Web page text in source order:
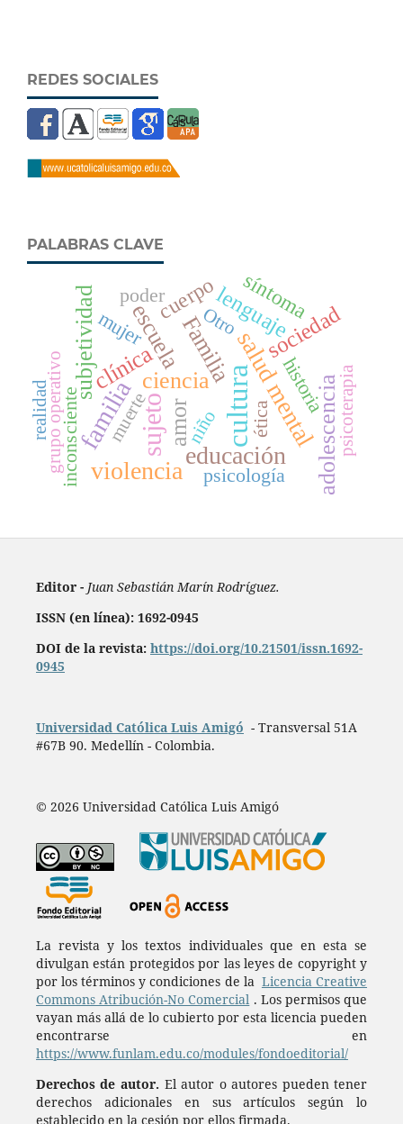
REDES SOCIALES
PALABRAS CLAVE
cultura
sujeto
familia salud mental
educación
violencia adolescencia
clínica
amor
subjetividad escuela
cienciaFamilia sociedad
lenguaje
síntoma
cuerpo
mujer
ética
psicología
inconsciente
historia
poder
grupo operativo muerte
Otro
psicoterapia
realidad niño
Editor - Juan Sebastián Marín Rodríguez.
ISSN (en línea): 1692-0945
DOI de la revista: https://doi.org/10.21501/issn.1692-
0945
Universidad Católica Luis Amigó - Transversal 51A
#67B 90. Medellín - Colombia.
© 2026 Universidad Católica Luis Amigó
La revista y los textos individuales que en esta se
divulgan están protegidos por las leyes de copyright y
por los términos y condiciones de la Licencia Creative
Commons Atribución-No Comercial . Los permisos que
vayan más allá de lo cubierto por esta licencia pueden
encontrarse en
https://www.funlam.edu.co/modules/fondoeditorial/
Derechos de autor. El autor o autores pueden tener
derechos adicionales en sus artículos según lo
establecido en la cesión por ellos firmada.